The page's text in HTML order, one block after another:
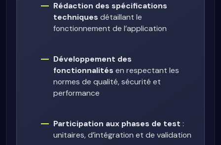
Rédaction des spécifications
techniques détaillant le
fonctionnement de l’application
Développement des
fonctionnalités en respectant les
normes de qualité, sécurité et
performance
Participation aux phases de test :
unitaires, d’intégration et de validation